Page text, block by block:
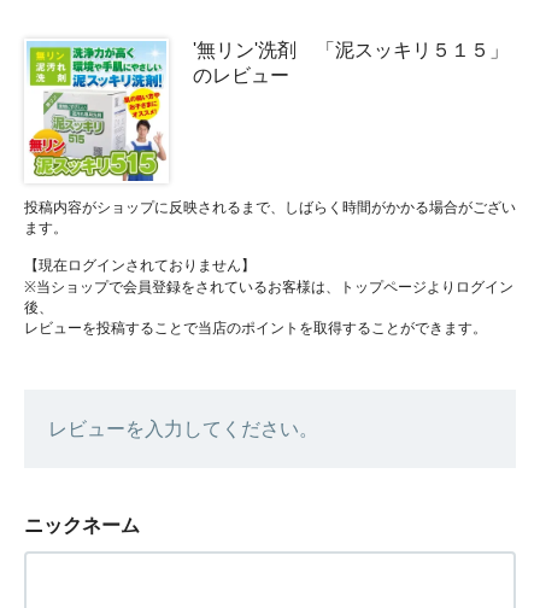
'無リン'洗剤 「泥スッキリ５１５」
のレビュー
投稿内容がショップに反映されるまで、しばらく時間がかかる場合がござい
ます。
【現在ログインされておりません】
※当ショップで会員登録をされているお客様は、トップページよりログイン
後、
レビューを投稿することで当店のポイントを取得することができます。
レビューを入力してください。
ニックネーム